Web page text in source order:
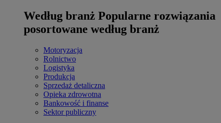
Według branż Popularne rozwiązania
posortowane według branż
Motoryzacja
Rolnictwo
Logistyka
Produkcja
Sprzedaż detaliczna
Opieka zdrowotna
Bankowość i finanse
Sektor publiczny